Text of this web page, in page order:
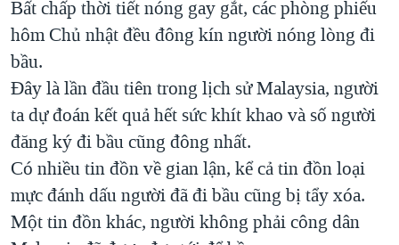
THƯỢNG ĐỈNH TRUMP-KIM TẠI VIỆT NAM
TRỊNH VĨNH BÌNH VS. CHÍNH PHỦ VIỆT NAM
NGƯ DÂN VIỆT VÀ LÀN SÓNG TRỘM HẢI SÂM
BÊN KIA QUỐC LỘ: TIẾNG VỌNG TỪ NÔNG THÔN MỸ
QUAN HỆ VIỆT MỸ
Bất chấp thời tiết nóng gay gắt, các phòng phiếu
hôm Chủ nhật đều đông kín người nóng lòng đi
bầu.
Đây là lần đầu tiên trong lịch sử Malaysia, người
ta dự đoán kết quả hết sức khít khao và số người
đăng ký đi bầu cũng đông nhất.
Có nhiều tin đồn về gian lận, kể cả tin đồn loại
mực đánh dấu người đã đi bầu cũng bị tẩy xóa.
Một tin đồn khác, người không phải công dân